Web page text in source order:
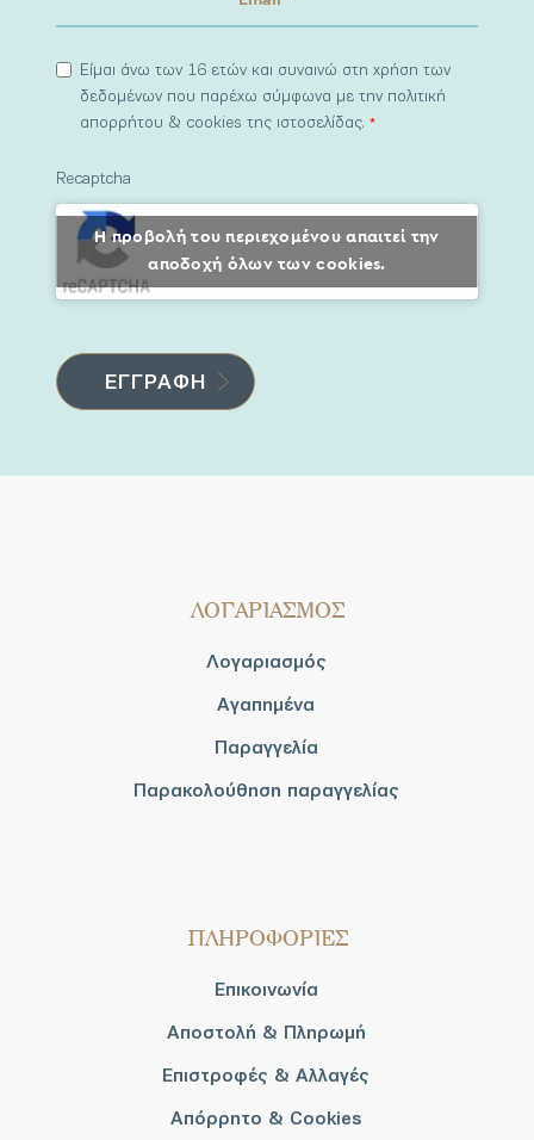
Είμαι άνω των 16 ετών και συναινώ στη χρήση των
δεδομένων που παρέχω σύμφωνα με την πολιτική
απορρήτου & cookies της ιστοσελίδας.*
Recaptcha
Η προβολή του περιεχομένου απαιτεί την
αποδοχή όλων των cookies.
ΛΟΓΑΡΙΑΣΜΟΣ
Λογαριασμός
Αγαπημένα
Παραγγελία
Παρακολούθηση παραγγελίας
ΠΛΗΡΟΦΟΡΙΕΣ
Επικοινωνία
Αποστολή & Πληρωμή
Επιστροφές & Αλλαγές
Απόρρητο & Cookies